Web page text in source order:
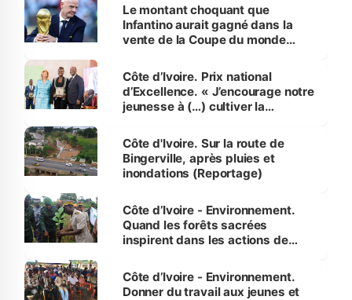
Le montant choquant que
Infantino aurait gagné dans la
vente de la Coupe du monde
Côte d’Ivoire. Prix national
d’Excellence. « J’encourage notre
jeunesse à (…) cultiver la
(Alassane Ouattara
Côte d'Ivoire. Sur la route de
Bingerville, après pluies et
inondations (Reportage)
Côte d’Ivoire - Environnement.
Quand les forêts sacrées
inspirent dans les actions de
Côte d’Ivoire - Environnement.
Donner du travail aux jeunes et